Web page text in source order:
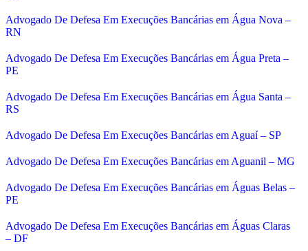
Advogado De Defesa Em Execuções Bancárias em Água Nova –
RN
Advogado De Defesa Em Execuções Bancárias em Água Preta –
PE
Advogado De Defesa Em Execuções Bancárias em Água Santa –
RS
Advogado De Defesa Em Execuções Bancárias em Aguaí – SP
Advogado De Defesa Em Execuções Bancárias em Aguanil – MG
Advogado De Defesa Em Execuções Bancárias em Águas Belas –
PE
Advogado De Defesa Em Execuções Bancárias em Águas Claras
– DF